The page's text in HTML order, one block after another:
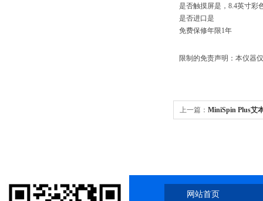
是否触摸屏是， 8.4英寸彩
是否进口是
免费保修年限1年
限制的免责声明：本仪器
上一篇： MiniSpin Plus艾
网站首页